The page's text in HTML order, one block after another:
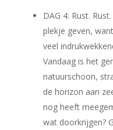
DAG 4: Rust.
plekje geven,
veel
Vandaag is het
natuurschoon,
de horizon aan
nog heeft
wat doorkrijgen?